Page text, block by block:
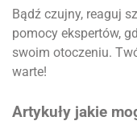
Bądź czujny, reaguj
pomocy ekspertów,
swoim otoczeniu.
warte!
Artykuły jakie